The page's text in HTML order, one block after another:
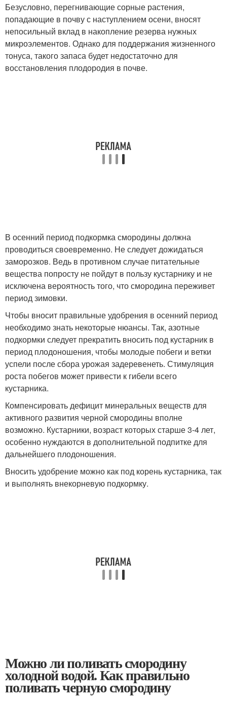
Безусловно, перегнивающие сорные растения,
попадающие в почву с наступлением осени, вносят
непосильный вклад в накопление резерва нужных
микроэлементов. Однако для поддержания жизненного
тонуса, такого запаса будет недостаточно для
восстановления плодородия в почве.
В осенний период подкормка смородины должна
проводиться своевременно. Не следует дожидаться
заморозков. Ведь в противном случае питательные
вещества попросту не пойдут в пользу кустарнику и не
исключена вероятность того, что смородина переживет
период зимовки.
Чтобы вносит правильные удобрения в осенний период
необходимо знать некоторые нюансы. Так, азотные
подкормки следует прекратить вносить под кустарник в
период плодоношения, чтобы молодые побеги и ветки
успели после сбора урожая задеревенеть. Стимуляция
роста побегов может привести к гибели всего
кустарника.
Компенсировать дефицит минеральных веществ для
активного развития черной смородины вполне
возможно. Кустарники, возраст которых старше 3-4 лет,
особенно нуждаются в дополнительной подпитке для
дальнейшего плодоношения.
Вносить удобрение можно как под корень кустарника, так
и выполнять внекорневую подкормку.
Можно ли поливать смородину
холодной водой. Как правильно
поливать черную смородину